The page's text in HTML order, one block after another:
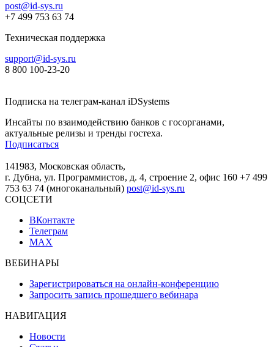
post@id-sys.ru
+7 499 753 63 74
Техническая поддержка
support@id-sys.ru
8 800 100-23-20
Подписка на телеграм-канал iDSystems
Инсайты по взаимодействию банков с госорганами,
актуальные релизы и тренды гостеха.
Подписаться
141983, Московская область,
г. Дубна, ул. Программистов, д. 4, строение 2, офис 160 +7 499
753 63 74 (многоканальный) post@id-sys.ru
СОЦСЕТИ
ВКонтакте
Телеграм
MAX
ВЕБИНАРЫ
Зарегистрироваться на онлайн-конференцию
Запросить запись прошедшего вебинара
НАВИГАЦИЯ
Новости